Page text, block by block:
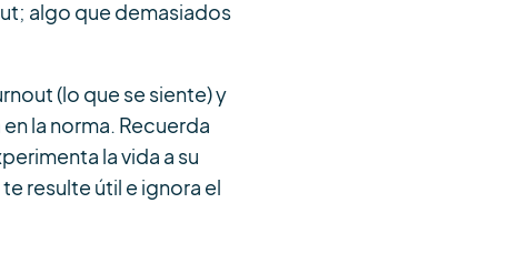
algo que demasiados
(lo que se siente) y
la norma. Recuerda
la vida a su
resulte útil e ignora el